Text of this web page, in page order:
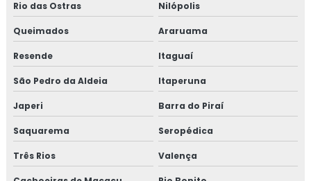
EMPRESA DE MONTAGEM DE TUBULAÇÃO
INDUSTRIAL
MONTAGEM DE TUBULAÇÃO DE INOX
INDUSTRIAL
TREINAMENTO NR13 VASO DE PRESSÃO
TREINAMENTO NR13 CALDEIRA
Rio das Ostras Nilópolis
Queimados Araruama
Resende Itaguaí
São Pedro da Aldeia Itaperuna
Japeri Barra do Piraí
Saquarema Seropédica
Três Rios Valença